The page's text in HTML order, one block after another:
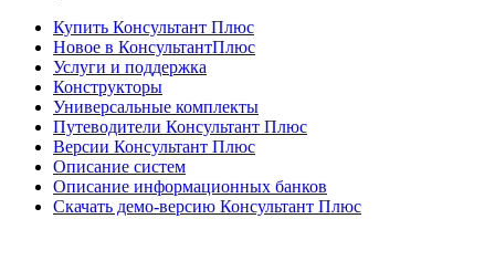
Купить Консультант Плюс
Новое в КонсультантПлюс
Услуги и поддержка
Конструкторы
Универсальные комплекты
Путеводители Консультант Плюс
Версии Консультант Плюс
Описание систем
Описание информационных банков
Скачать демо-версию Консультант Плюс